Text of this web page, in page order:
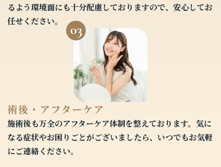
るよう環境面にも十分配慮しておりますので、安心してお
任せください。
03
術後・アフターケア
施術後も万全のアフターケア体制を整えております。気に
なる症状やお困りごとがございましたら、いつでもお気軽
にご連絡ください。